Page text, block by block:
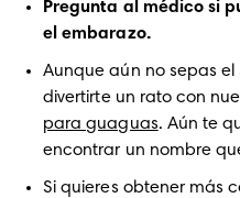
Pregunta al médico si
el embarazo.
Aunque aún no sepas
divertirte un rato con
para guaguas. Aún te
encontrar un nombre
Si quieres obtener más